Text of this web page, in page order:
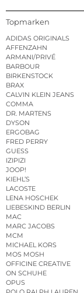
Topmarken
ADIDAS ORIGINALS
AFFENZAHN
ARMANI/PRIVÉ
BARBOUR
BIRKENSTOCK
BRAX
CALVIN KLEIN JEANS
COMMA
DR. MARTENS
DYSON
ERGOBAG
FRED PERRY
GUESS
IZIPIZI
JOOP!
KIEHL’S
LACOSTE
LENA HOSCHEK
LIEBESKIND BERLIN
MAC
MARC JACOBS
MCM
MICHAEL KORS
MOS MOSH
OFFICINE CREATIVE
ON SCHUHE
OPUS